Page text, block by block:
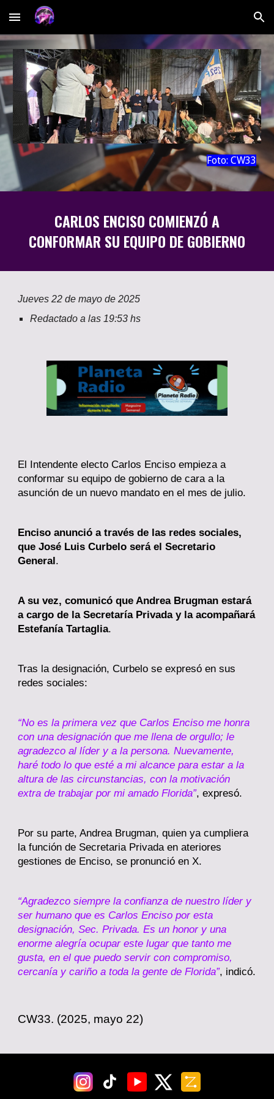
Skip to main content Skip to navigation
Foto: CW33
CARLOS ENCISO COMIENZÓ A
CONFORMAR SU EQUIPO DE GOBIERNO
Jueves 22 de mayo de 2025
Redactado a las 19:53 hs
El Intendente electo Carlos Enciso empieza a
conformar su equipo de gobierno de cara a la
asunción de un nuevo mandato en el mes de julio.
Enciso anunció a través de las redes sociales,
que José Luis Curbelo será el Secretario
General.
A su vez, comunicó que Andrea Brugman estará
a cargo de la Secretaría Privada y la acompañará
Estefanía Tartaglia.
Tras la designación, Curbelo se expresó en sus
redes sociales:
“No es la primera vez que Carlos Enciso me honra
con una designación que me llena de orgullo; le
agradezco al líder y a la persona. Nuevamente,
haré todo lo que esté a mi alcance para estar a la
altura de las circunstancias, con la motivación
extra de trabajar por mi amado Florida”, expresó.
Por su parte, Andrea Brugman, quien ya cumpliera
la función de Secretaria Privada en ateriores
gestiones de Enciso, se pronunció en X.
“Agradezco siempre la confianza de nuestro líder y
ser humano que es Carlos Enciso por esta
designación, Sec. Privada. Es un honor y una
enorme alegría ocupar este lugar que tanto me
gusta, en el que puedo servir con compromiso,
cercanía y cariño a toda la gente de Florida”, indicó.
CW33. (2025, mayo 22)